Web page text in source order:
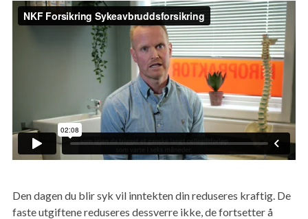
Den dagen du blir syk vil inntekten din reduseres kraftig. De
faste utgiftene reduseres dessverre ikke, de fortsetter å